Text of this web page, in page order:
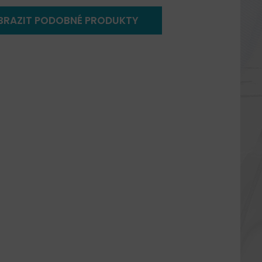
PODOBNÉ PRODUKTY